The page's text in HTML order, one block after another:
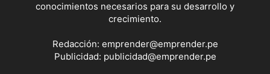
conocimientos necesarios para su desarrollo y
crecimiento.
Redacción: emprender@emprender.pe
Publicidad: publicidad@emprender.pe